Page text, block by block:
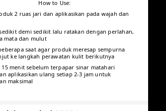
BPOM: NA18251700151
Paraben Free, Sulfate Free, Alcohol Free
For All Skin Types
Untuk usia 12 Tahun
Hero Ingredients:
Membantu mencerahkan dan meratakan
antioksidan alami dan membantu untuk
kulit